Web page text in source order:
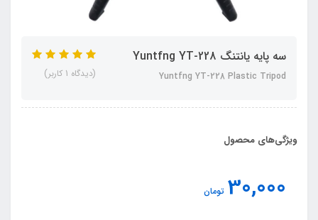
سه پایه یانتنگ Yuntfng YT-228
Yuntfng YT-228 Plastic Tripod (دیدگاه 1 کاربر)
ویژگی‌های محصول
30,000 تومان